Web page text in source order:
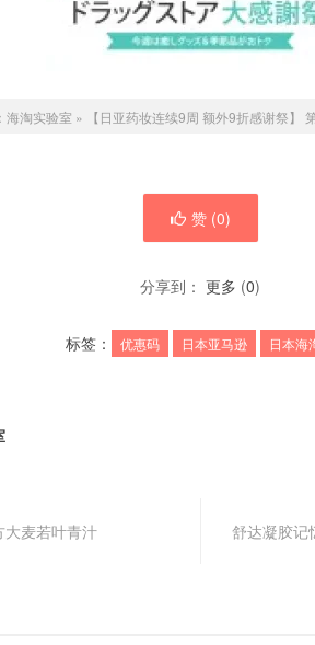
海淘实验室 » 【日亚药妆连续9周 额外9折感谢祭】
赞 (0)
分享到： 更多 (0)
标签： 优惠码 日本亚马逊 日本海
大麦若叶青汁
舒达凝胶记